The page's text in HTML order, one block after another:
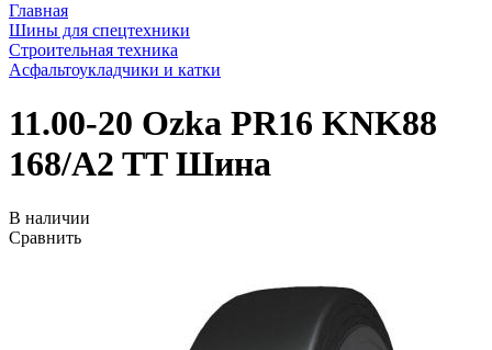
Главная
Шины для спецтехники
Строительная техника
Асфальтоукладчики и катки
11.00-20 Ozka PR16 KNK88
168/A2 TT Шина
В наличии
Сравнить